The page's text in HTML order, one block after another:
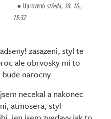
Upravenostředa, 18. 10.,
15:32
zasazeni, styl te
ale obrvosky mi to
narocny
necekal a nakonec
atmosera, styl